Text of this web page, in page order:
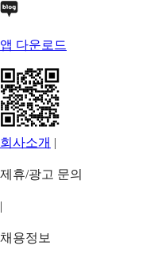
앱 다운로드
회사소개 |
제휴/광고 문의
|
채용정보